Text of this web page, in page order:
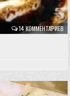
14 КОММЕНТАРИЕВ